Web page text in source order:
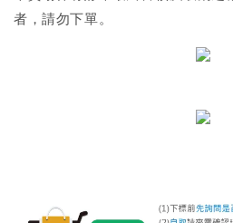
者，請勿下單。